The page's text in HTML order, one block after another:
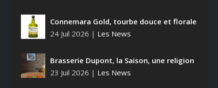
Connemara Gold, tourbe douce et florale
24 Juil 2026 | Les News
Brasserie Dupont, la Saison, une religion
23 Juil 2026 | Les News